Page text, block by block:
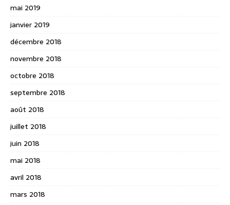
mai 2019
janvier 2019
décembre 2018
novembre 2018
octobre 2018
septembre 2018
août 2018
juillet 2018
juin 2018
mai 2018
avril 2018
mars 2018